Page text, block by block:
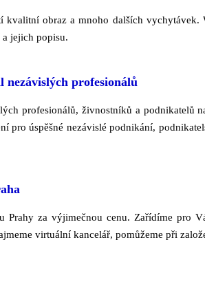
obraz a mnoho dalších vychytávek.
jejich popisu.
nezávislých profesionálů
profesionálů, živnostníků a podnikatelů
pro úspěšné nezávislé podnikání,
Prahy za výjimečnou cenu. Zařídíme pro
virtuální kancelář, pomůžeme při